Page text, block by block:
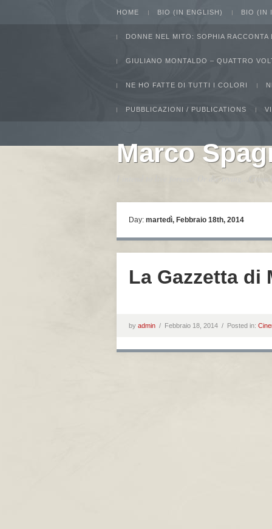
HOME BIO (IN ENGLISH) BIO (IN
DONNE NEL MITO: SOPHIA RACCONTA
GIULIANO MONTALDO – QUATTRO
NE HO FATTE DI TUTTI I COLORI
PUBBLICAZIONI / PUBLICATIONS
Marco
Day: martedì, Febbraio 18th, 2014
La Gazzetta di
by admin / Febbraio 18, 2014 / Posted in: